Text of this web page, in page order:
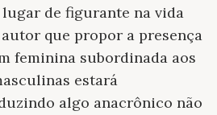
de figurante na vida
que propor a presença
feminina subordinada aos
estará
algo anacrônico não